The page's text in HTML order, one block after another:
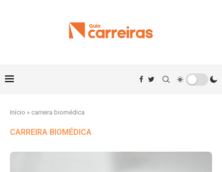
Início » carreira biomédica
CARREIRA BIOMÉDICA